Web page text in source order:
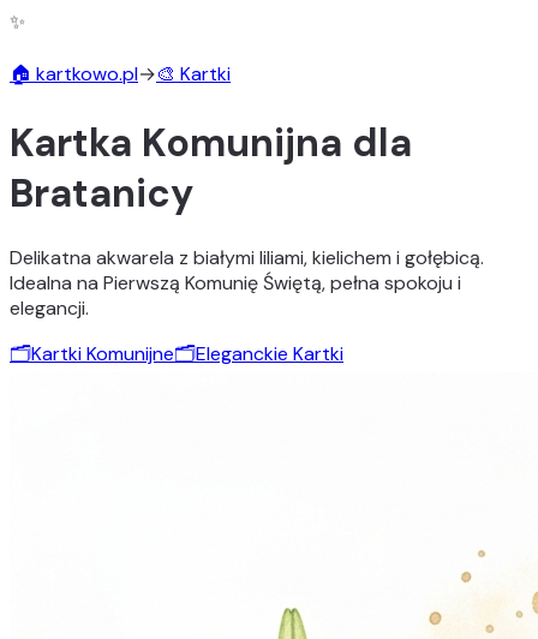
✨
🏠 kartkowo.pl→🎨 Kartki
Kartka Komunijna dla
Bratanicy
Delikatna akwarela z białymi liliami, kielichem i gołębicą.
Idealna na Pierwszą Komunię Świętą, pełna spokoju i
elegancji.
🗂️Kartki Komunijne🗂️Eleganckie Kartki